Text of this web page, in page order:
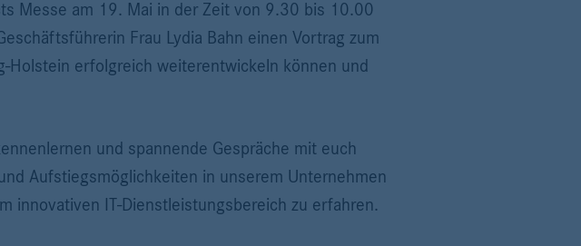
Messe am 19. Mai in der Zeit von 9.30 bis 10.00
Frau Lydia Bahn einen Vortrag zum
Holstein erfolgreich weiterentwickeln können und
und spannende Gespräche mit euch
Aufstiegsmöglichkeiten in unserem Unternehmen
innovativen IT-Dienstleistungsbereich zu erfahren.